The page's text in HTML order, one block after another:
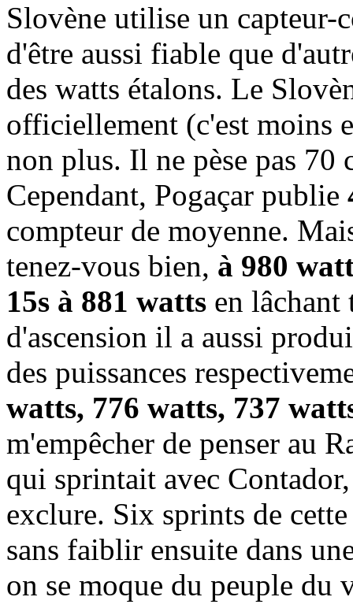
Slovène utilise un capteur-
d'être aussi fiable que
des watts étalons. Le
officiellement (c'est moins
non plus. Il ne pèse pas
Cependant, Pogaçar publie
compteur de moyenne.
tenez-vous bien, à 980
15s à 881 watts en lâchant
d'ascension il a aussi
des puissances
watts, 776 watts, 737
m'empêcher de penser au
qui sprintait avec
exclure. Six sprints de
sans faiblir ensuite dans
on se moque du peuple du